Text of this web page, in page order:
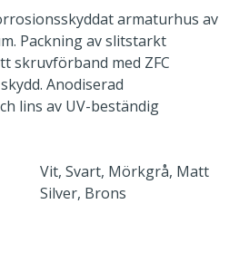
armaturhus av
Packning av slitstarkt
skruvförband med ZFC
Anodiserad
lins av UV-beständig
Vit, Svart, Mörkgrå, Matt
Silver, Brons